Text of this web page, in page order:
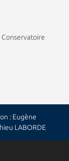
Conservatoire
: Eugène
LABORDE